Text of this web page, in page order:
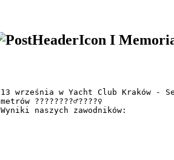
I
13 września w Yacht Club Kraków -
metrów ????????‍♂️????‍♀️
Wyniki naszych zawodników: